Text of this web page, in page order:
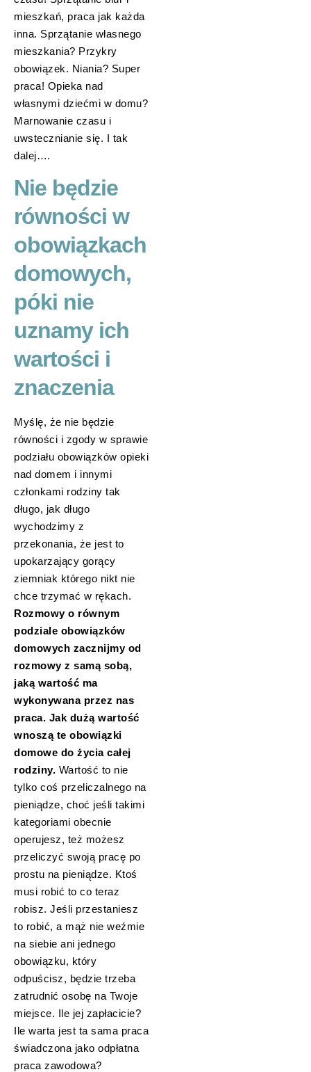
mieszkań, praca jak każda
inna. Sprzątanie własnego
mieszkania? Przykry
obowiązek. Niania? Super
praca! Opieka nad
własnymi dziećmi w domu?
Marnowanie czasu i
uwstecznianie się. I tak
dalej….
Nie będzie
równości w
obowiązkach
domowych,
póki nie
uznamy ich
wartości i
znaczenia
Myślę, że nie będzie
równości i zgody w sprawie
podziału obowiązków opieki
nad domem i innymi
członkami rodziny tak
długo, jak długo
wychodzimy z
przekonania, że jest to
upokarzający gorący
ziemniak którego nikt nie
chce trzymać w rękach.
Rozmowy o równym
podziale obowiązków
domowych zacznijmy od
rozmowy z samą sobą,
jaką wartość ma
wykonywana przez nas
praca. Jak dużą wartość
wnoszą te obowiązki
domowe do życia całej
rodziny. Wartość to nie
tylko coś przeliczalnego na
pieniądze, choć jeśli takimi
kategoriami obecnie
operujesz, też możesz
przeliczyć swoją pracę po
prostu na pieniądze. Ktoś
musi robić to co teraz
robisz. Jeśli przestaniesz
to robić, a mąż nie weźmie
na siebie ani jednego
obowiązku, który
odpuścisz, będzie trzeba
zatrudnić osobę na Twoje
miejsce. Ile jej zapłacicie?
Ile warta jest ta sama praca
świadczona jako odpłatna
praca zawodowa?